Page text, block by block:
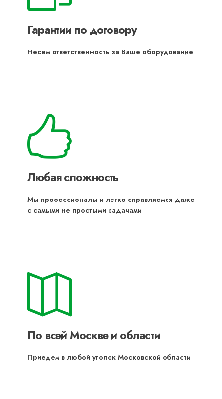
Гарантии по договору
Несем ответственность за Ваше оборудование
Любая сложность
Мы профессионалы и легко справляемся даже
с самыми не простыми задачами
По всей Москве и области
Приедем в любой уголок Московской области